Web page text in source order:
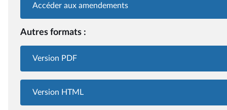
Accéder aux amendements
Autres formats :
Version PDF
Version HTML